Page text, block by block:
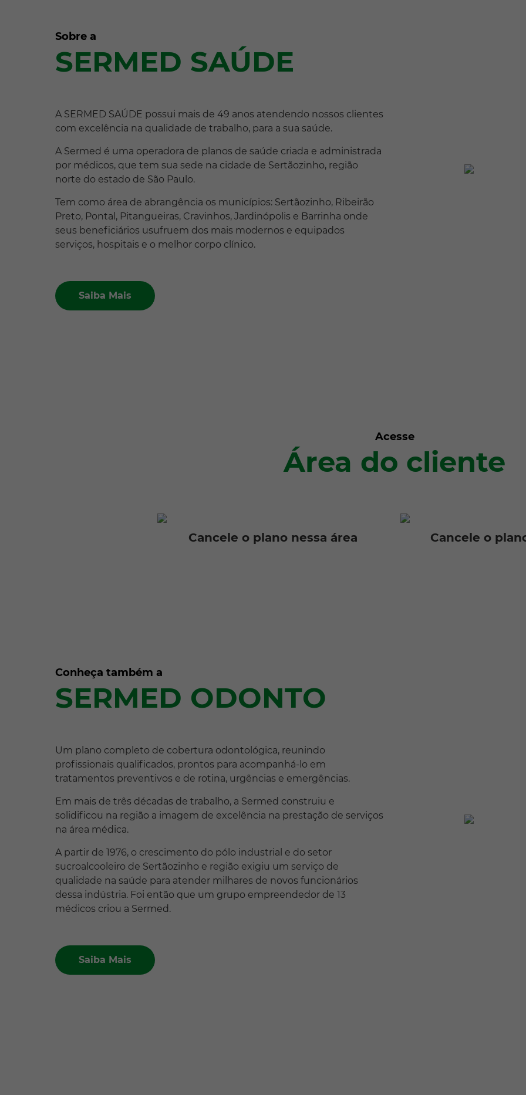
Sobre a
SERMED SAÚDE
A SERMED SAÚDE possui mais de 49 anos atendendo nossos clientes
com excelência na qualidade de trabalho, para a sua saúde.
A Sermed é uma operadora de planos de saúde criada e administrada
por médicos, que tem sua sede na cidade de Sertãozinho, região
norte do estado de São Paulo.
Tem como área de abrangência os municípios: Sertãozinho, Ribeirão
Preto, Pontal, Pitangueiras, Cravinhos, Jardinópolis e Barrinha onde
seus beneficiários usufruem dos mais modernos e equipados
serviços, hospitais e o melhor corpo clínico.
Saiba Mais
Acesse
Área do cliente
Cancele o plano nessa área Cancele o
Conheça também a
SERMED ODONTO
Um plano completo de cobertura odontológica, reunindo
profissionais qualificados, prontos para acompanhá-lo em
tratamentos preventivos e de rotina, urgências e emergências.
Em mais de três décadas de trabalho, a Sermed construiu e
solidificou na região a imagem de excelência na prestação de serviços
na área médica.
A partir de 1976, o crescimento do pólo industrial e do setor
sucroalcooleiro de Sertãozinho e região exigiu um serviço de
qualidade na saúde para atender milhares de novos funcionários
dessa indústria. Foi então que um grupo empreendedor de 13
médicos criou a Sermed.
Saiba Mais